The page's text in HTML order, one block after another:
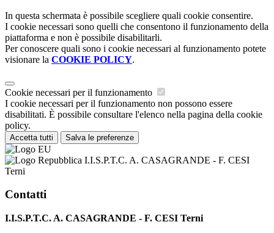
In questa schermata è possibile scegliere quali cookie consentire.
I cookie necessari sono quelli che consentono il funzionamento della
piattaforma e non è possibile disabilitarli.
Per conoscere quali sono i cookie necessari al funzionamento potete
visionare la COOKIE POLICY.
Cookie necessari per il funzionamento
I cookie necessari per il funzionamento non possono essere
disabilitati. È possibile consultare l'elenco nella pagina della cookie
policy.
Accetta tutti Salva le preferenze
I.I.S.P.T.C. A. CASAGRANDE - F. CESI
Terni
Contatti
I.I.S.P.T.C. A. CASAGRANDE - F. CESI Terni